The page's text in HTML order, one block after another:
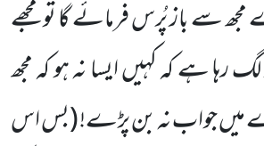
سے باز پُرس فرمائے گا تو مجھے
ہے کہ کہیں ایسا نہ ہو کہ مجھ
جواب نہ بن پڑے!(بس اس